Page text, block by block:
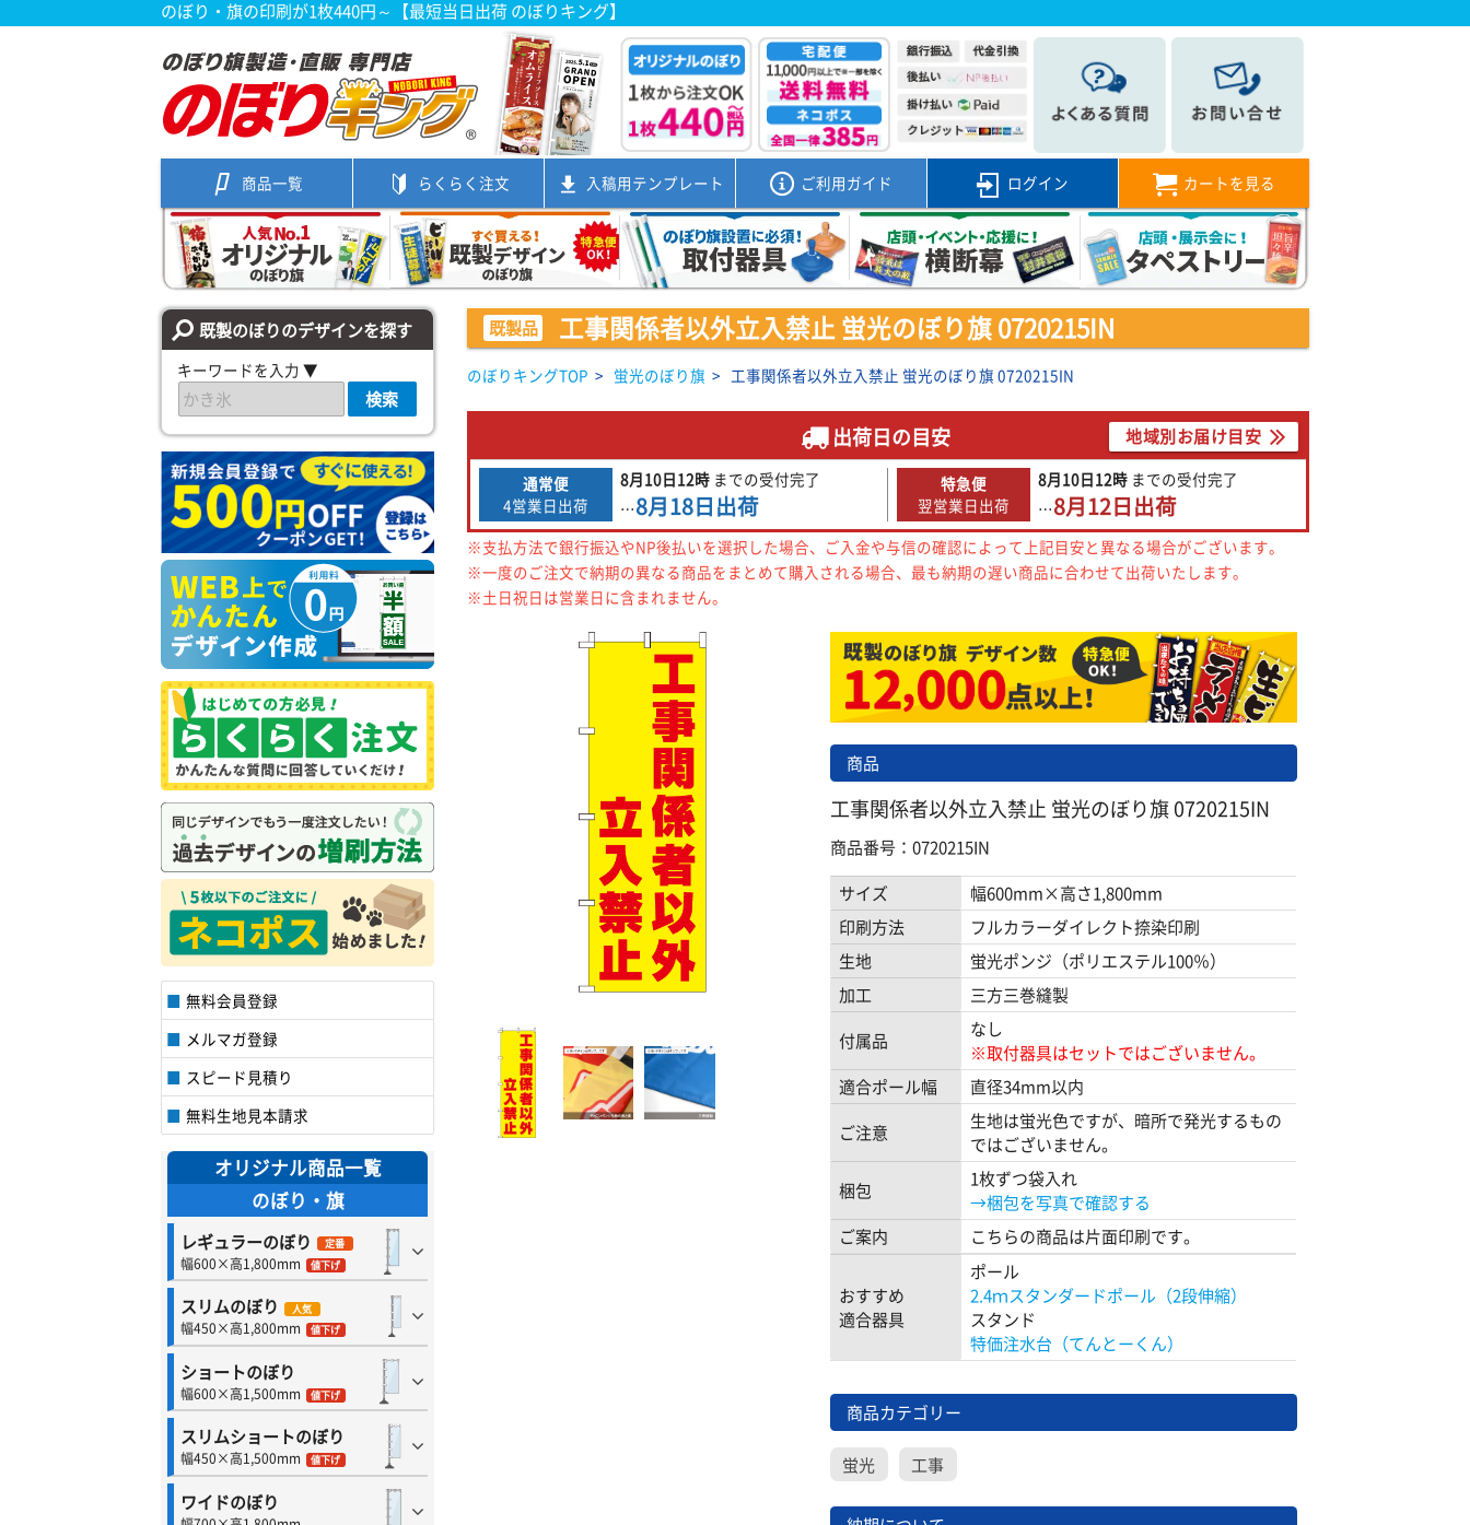
のぼり・旗の印刷が1枚440円～【最短当日出荷 のぼりキング】
商品一覧 らくらく注文 入稿用テンプレート ご利用ガイド ログイン カートを見る
既製のぼりのデザインを探す
キーワードを入力 ▼
検索
無料会員登録
メルマガ登録
スピード見積り
無料生地見本請求
オリジナル商品一覧
のぼり・旗
レギュラーのぼり 定番
幅600×高1,800mm 値下げ
スリムのぼり 人気
幅450×高1,800mm 値下げ
ショートのぼり
幅600×高1,500mm 値下げ
スリムショートのぼり
幅450×高1,500mm 値下げ
ワイドのぼり
既製品 工事関係者以外立入禁止 蛍光のぼり旗 0720215IN
のぼりキングTOP > 蛍光のぼり旗 > 工事関係者以外立入禁止 蛍光のぼり旗 0720215IN
出荷日の目安 地域別お届け目安
通常便
4営業日出荷
8月10日12時 までの受付完了
…8月18日出荷
特急便
翌営業日出荷
8月10日12時 までの受付完了
…8月12日出荷
※支払方法で銀行振込やNP後払いを選択した場合、ご入金や与信の確認によって上記目安と異なる場合がございます。
※一度のご注文で納期の異なる商品をまとめて購入される場合、最も納期の遅い商品に合わせて出荷いたします。
※土日祝日は営業日に含まれません。
商品
工事関係者以外立入禁止 蛍光のぼり旗 0720215IN
商品番号：0720215IN
サイズ
幅600mm×高さ1,800mm
印刷方法
フルカラーダイレクト捺染印刷
生地
蛍光ポンジ（ポリエステル100％）
加工
三方三巻縫製
付属品
なし
※取付器具はセットではございません。
適合ポール幅
直径34mm以内
ご注意
生地は蛍光色ですが、暗所で発光するもの
ではございません。
梱包
1枚ずつ袋入れ
→梱包を写真で確認する
ご案内
こちらの商品は片面印刷です。
おすすめ
適合器具
ポール
2.4ｍスタンダードポール（2段伸縮）
スタンド
特価注水台（てんとーくん）
商品カテゴリー
蛍光 工事